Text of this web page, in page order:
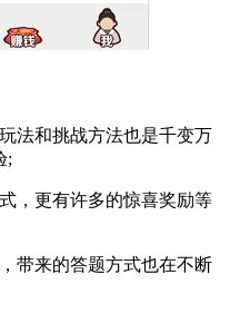
法和挑战方法也是千变万
;
，更有许多的惊喜奖励等
带来的答题方式也在不断